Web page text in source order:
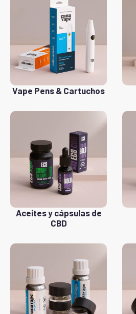
Vape Pens & Cartuchos
Aceites y cápsulas de
CBD